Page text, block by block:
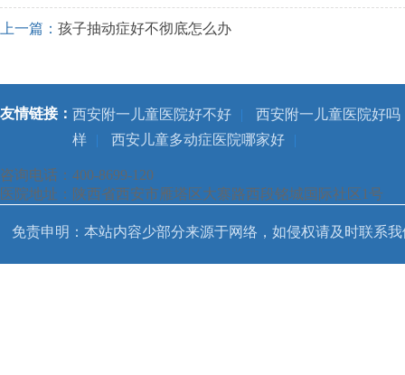
上一篇： 孩子抽动症好不彻底怎么办
友情链接： 西安附一儿童医院好不好 |
西安附一儿童医院好吗
样
| 西安儿童多动症医院哪家好 |
咨询电话：400-8699-120
医院地址：陕西省西安市雁塔区大寨路西段铭城国际社区1号
免责申明：本站内容少部分来源于网络，如侵权请及时联系